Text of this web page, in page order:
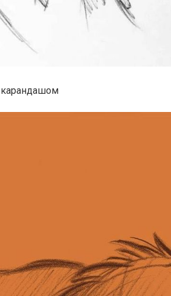
карандашом